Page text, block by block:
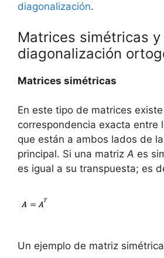
diagonalización.
Matrices simétricas y
diagonalización
Matrices simétricas
En este tipo de matrices
correspondencia exacta entre
que están a ambos lados de
principal. Si una matrizA es
es igual a su transpuesta; es
Un ejemplo de matriz